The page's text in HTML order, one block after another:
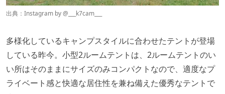
出典：Instagram by @ ___k7cam___
多様化しているキャンプスタイルに合わせたテントが登場
している昨今。小型2ルームテントは、2ルームテントのい
い所はそのままにサイズのみコンパクトなので、適度なプ
ライベート感と快適な居住性を兼ね備えた優秀なテントで